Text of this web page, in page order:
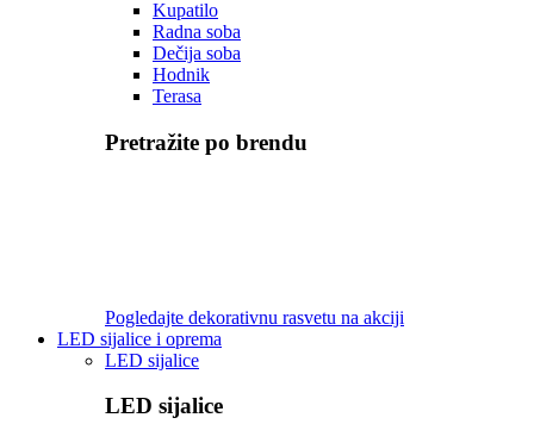
Kupatilo
Radna soba
Dečija soba
Hodnik
Terasa
Pretražite po brendu
Pogledajte dekorativnu rasvetu na akciji
LED sijalice i oprema
LED sijalice
LED sijalice